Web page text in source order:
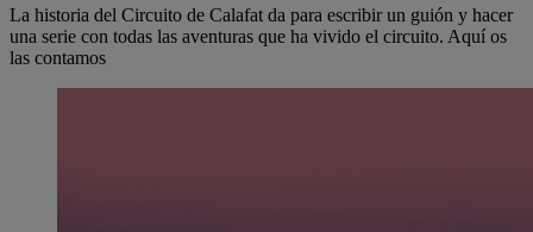
La historia del Circuito de Calafat da para escribir un guión y hacer
una serie con todas las aventuras que ha vivido el circuito. Aquí os
las contamos